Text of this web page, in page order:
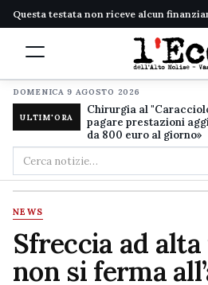
Questa testata non riceve alcun
DOMENICA 9 AGOSTO 2026
ULTIM'ORA
Chirurgia al
pagare prestazioni
da 800 euro al giorno»
Cerca
nel
sito
NEWS
Sfreccia ad
non si ferma